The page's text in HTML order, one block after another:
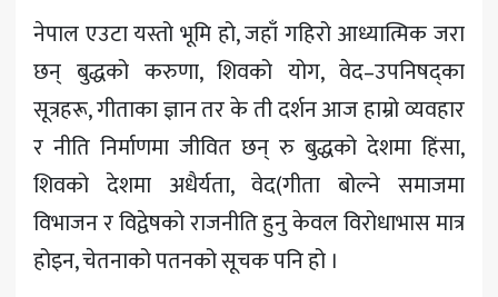
नेपाल एउटा यस्तो भूमि हो, जहाँ गहिरो आध्यात्मिक जरा
छन् बुद्धको करुणा, शिवको योग, वेद–उपनिषद्का
सूत्रहरू, गीताका ज्ञान तर के ती दर्शन आज हाम्रो व्यवहार
र नीति निर्माणमा जीवित छन् रु बुद्धको देशमा हिंसा,
शिवको देशमा अधैर्यता, वेद(गीता बोल्ने समाजमा
विभाजन र विद्वेषको राजनीति हुनु केवल विरोधाभास मात्र
होइन, चेतनाको पतनको सूचक पनि हो ।